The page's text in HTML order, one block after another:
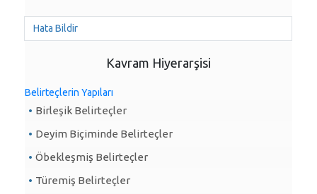
Hata Bildir
Kavram Hiyerarşisi
Belirteçlerin Yapıları
Birleşik Belirteçler
Deyim Biçiminde Belirteçler
Öbekleşmiş Belirteçler
Türemiş Belirteçler